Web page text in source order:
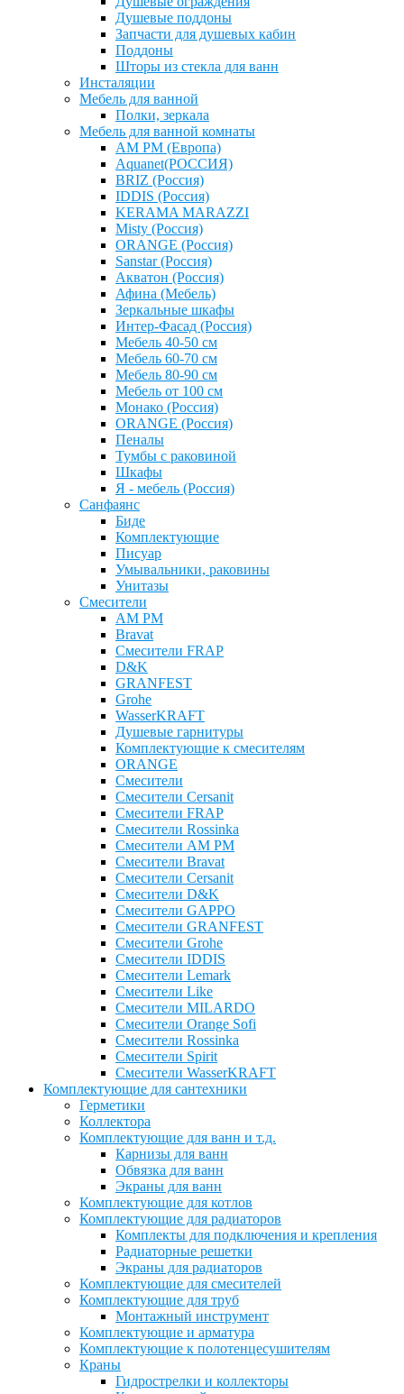
Душевые поддоны
Запчасти для душевых кабин
Поддоны
Шторы из стекла для ванн
Инсталяции
Мебель для ванной
Полки, зеркала
Мебель для ванной комнаты
AM PM (Европа)
Aquanet(РОССИЯ)
BRIZ (Россия)
IDDIS (Россия)
KERAMA MARAZZI
Misty (Россия)
ОRANGE (Россия)
Sanstar (Россия)
Акватон (Россия)
Афина (Мебель)
Зеркальные шкафы
Интер-Фасад (Россия)
Мебель 40-50 см
Мебель 60-70 см
Мебель 80-90 см
Мебель от 100 см
Монако (Россия)
ОRANGE (Россия)
Пеналы
Тумбы с раковиной
Шкафы
Я - мебель (Россия)
Санфаянс
Биде
Комплектующие
Писуар
Умывальники, раковины
Унитазы
Смесители
AM PM
Bravat
Cмесители FRAP
D&K
GRANFEST
Grohe
WasserKRAFT
Душевые гарнитуры
Комплектующие к смесителям
ОRANGE
Смесители
Смесители Cersanit
Смесители FRAP
Смесители Rossinka
Смесители AM PM
Смесители Bravat
Смесители Cersanit
Смесители D&K
Смесители GAPPO
Смесители GRANFEST
Смесители Grohe
Смесители IDDIS
Смесители Lemark
Смесители Like
Смесители MILARDO
Смесители Orange Sofi
Смесители Rossinka
Смесители Spirit
Смесители WasserKRAFT
Комплектующие для сантехники
Герметики
Коллектора
Комплектующие для ванн и т.д.
Карнизы для ванн
Обвязка для ванн
Экраны для ванн
Комплектующие для котлов
Комплектующие для радиаторов
Комплекты для подключения и крепления
Радиаторные решетки
Экраны для радиаторов
Комплектующие для смесителей
Комплектующие для труб
Монтажный инструмент
Комплектующие и арматура
Комплектующие к полотенцесушителям
Краны
Гидрострелки и коллекторы